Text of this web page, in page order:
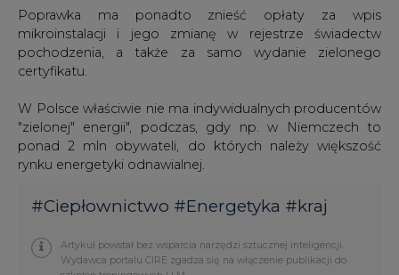
Poprawka ma ponadto znieść opłaty za wpis
mikroinstalacji i jego zmianę w rejestrze świadectw
pochodzenia, a także za samo wydanie zielonego
certyfikatu.
W Polsce właściwie nie ma indywidualnych producentów
"zielonej" energii", podczas, gdy np. w Niemczech to
ponad 2 mln obywateli, do których należy większość
rynku energetyki odnawialnej.
#Ciepłownictwo #Energetyka #kraj
Artykuł powstał bez wsparcia narzędzi sztucznej inteligencji.
Wydawca portalu CIRE zgadza się na włączenie publikacji do